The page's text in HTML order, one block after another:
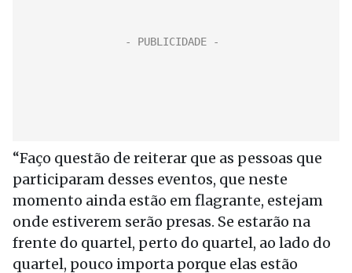
“Faço questão de reiterar que as pessoas que
participaram desses eventos, que neste
momento ainda estão em flagrante, estejam
onde estiverem serão presas. Se estarão na
frente do quartel, perto do quartel, ao lado do
quartel, pouco importa porque elas estão